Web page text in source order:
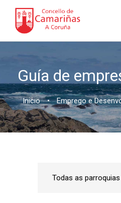
Guía de
Inicio • Emprego e